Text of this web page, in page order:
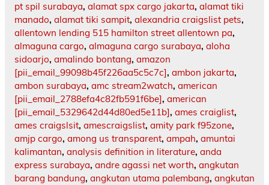
pt spil surabaya, alamat spx cargo jakarta, alamat tiki
manado, alamat tiki sampit, alexandria craigslist pets,
allentown lending 515 hamilton street allentown pa,
almaguna cargo, almaguna cargo surabaya, aloha
sidoarjo, amalindo bontang, amazon
[pii_email_99098b45f226aa5c5c7c], ambon jakarta,
ambon surabaya, amc stream2watch, american
[pii_email_2788efa4c82fb591f6be], american
[pii_email_5329642d44d80ed5e11b], ames craiglist,
ames craigslsit, amescraigslist, amity park f95zone,
amjp cargo, among us transparent, ampah, amuntai
kalimantan, analysis definition in literature, anda
express surabaya, andre agassi net worth, angkutan
barang bandung, angkutan utama palembang, angkutan